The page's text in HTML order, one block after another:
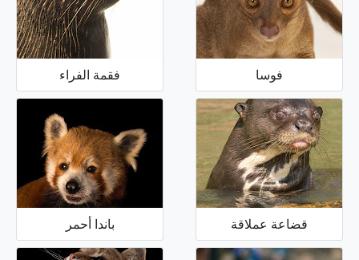
فوسا فقمة الفراء
قضاعة عملاقة باندا أحمر